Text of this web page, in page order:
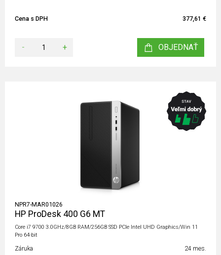
Cena s DPH 377,61 €
- + OBJEDNAŤ
NPR7-MAR01026
HP ProDesk 400 G6 MT
Core i7 9700 3.0GHz/8GB RAM/256GB SSD PCIe Intel UHD Graphics/Win 11
Pro 64-bit
Záruka
24 mes.